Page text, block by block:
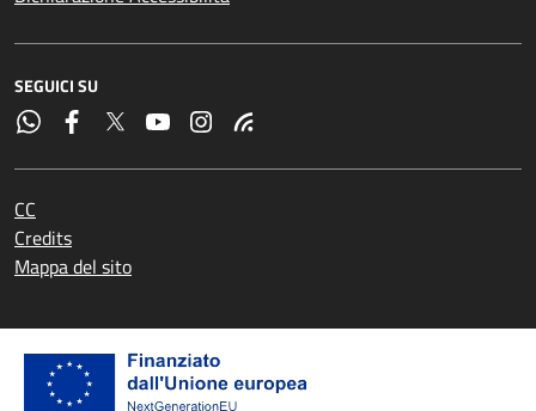
SEGUICI SU
CC
Credits
Mappa del sito